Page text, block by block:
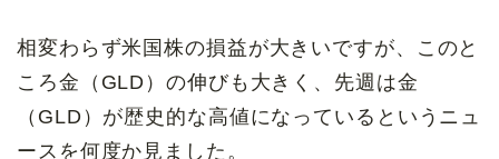
相変わらず米国株の損益が大きいですが、このと
ころ金（GLD）の伸びも大きく、先週は金
（GLD）が歴史的な高値になっているというニュ
ースを何度か見ました。